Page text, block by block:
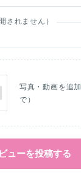
されません）
写真・動画を追加
で）
ューを投稿する